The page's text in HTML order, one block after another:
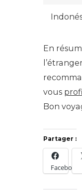
En
vous
Bon
Partager :
Facebook